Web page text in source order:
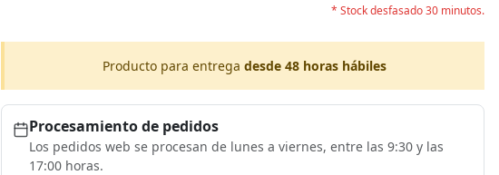
* Stock desfasado 30 minutos.
Producto para entregadesde 48 horas hábiles
Procesamiento de pedidos
Los pedidos web se procesan de lunes a viernes, entre las 9:30 y las
17:00 horas.